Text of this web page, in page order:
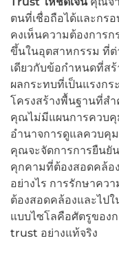
ตนที่เชื่อถือได้และกร
คงเห็นความต้องการ
ขึ้นในอุตสาหกรรม ที่ต่
เดียวกับข้อกำหนดที่ส
ผลกระทบที่เป็นแรงก
โครงสร้างพื้นฐานที่ส
คุณไม่มีแผนการควบคุ
อำนาจการดูแลควบคุ
คุณจะจัดการการยืนยั
คุกคามที่ต้องสอดคล้อ
อย่างไร การรักษาคว
ต้องสอดคล้องและไป
แบบไซโลคือศัตรูของ
trust อย่างแท้จริง